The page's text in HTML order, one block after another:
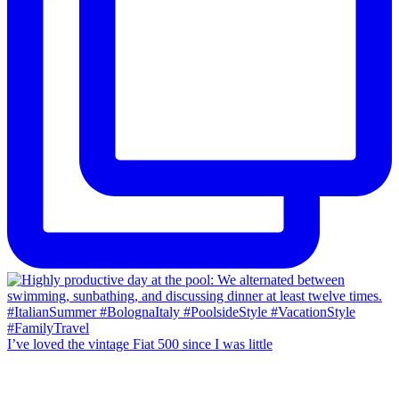
I’ve loved the vintage Fiat 500 since I was little